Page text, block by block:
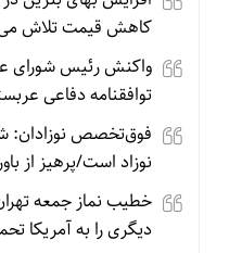
کاهش قیمت تلاش
واکنش رئیس شورای
توافقنامه دفاعی
فوق‌تخصص نوزادان:
نوزاد است/پرهیز از
خطیب نماز جمعه
دیگری را به آمریکا